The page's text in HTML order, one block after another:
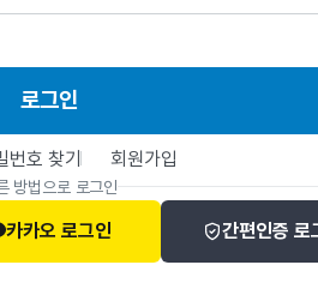
로그인
번호 찾기 회원가입
방법으로 로그인
카카오 로그인 간편인증 로